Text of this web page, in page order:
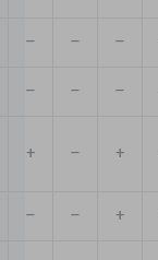
–
–
–
–
–
–
+
–
+
+
–
–